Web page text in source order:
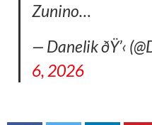
Zunino…
— Danelik ðŸ’‹
6, 2026